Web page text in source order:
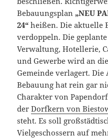
Bebauungsplan „NEU
24“ heißen. Die aktuelle
verdoppeln. Die
Verwaltung, Hotellerie,
und Gewerbe wird an
Gemeinde verlagert. Die
Bebauung hat rein gar
Charakter von
derDorfkern von
steht. Es soll
Vielgeschossern auf